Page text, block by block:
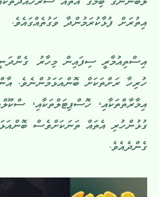
ލުބުނާނުގެ ބިމުގެ އެތައް
އިތުރަށް ފުޅާކުރަމުންދާ ވަގުތެއްގައެވެ.
އިސްތިއުމާރީ ސިފައިން މިހާރު
ހުރިހާ ރަށްތަކަށް ބޮންއަޅަމުންނެވެ.
އިމާރާތްތަކާއި، ހޮސްޕިޓަލްތަކާއި،
ގުޅުންހުރި އެތައް ތަނަކަށްވެސް
ގެންދެއެވެ.